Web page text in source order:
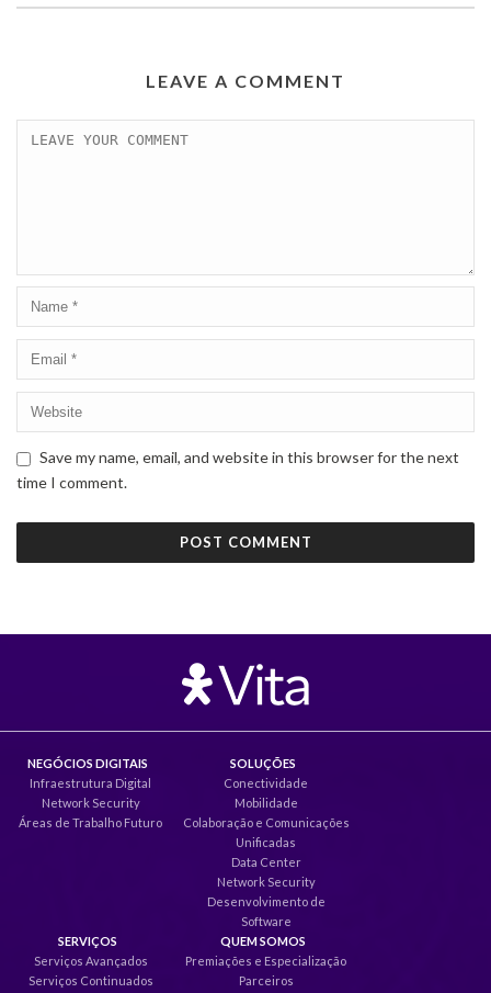
LEAVE A COMMENT
Save my name, email, and website in this browser for the next
time I comment.
NEGÓCIOS DIGITAIS
Infraestrutura Digital
Network Security
Áreas de Trabalho Futuro
SOLUÇÕES
Conectividade
Mobilidade
Colaboração e Comunicações
Unificadas
Data Center
Network Security
Desenvolvimento de
Software
SERVIÇOS
Serviços Avançados
Serviços Continuados
QUEM SOMOS
Premiações e Especialização
Parceiros